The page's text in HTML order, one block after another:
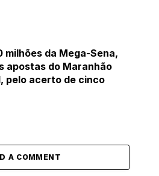
milhões da Mega-Sena,
apostas do Maranhão
pelo acerto de cinco
A COMMENT